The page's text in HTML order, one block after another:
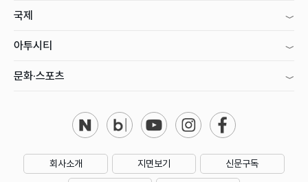
국제
아투시티
문화·스포츠
회사소개 지면보기 신문구독